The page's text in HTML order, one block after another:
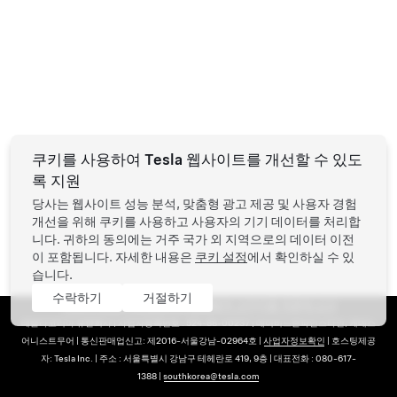
바닥글 메뉴
Tesla ©2026 개인정보처리방침
어니스트무어 | 통신판매업신고: 제2016-서울강남-02964호 | 사업자정보확인 | 호스팅제공
자: Tesla Inc. | 주소 : 서울특별시 강남구 테헤란로 419, 9층 | 대표전화 : 080-617-
1388 | southkorea@tesla.com
쿠키를 사용하여 Tesla 웹사이트를 개선할 수 있도
록 지원
당사는 웹사이트 성능 분석, 맞춤형 광고 제공 및 사용자 경험
개선을 위해 쿠키를 사용하고 사용자의 기기 데이터를 처리합
니다. 귀하의 동의에는 거주 국가 외 지역으로의 데이터 이전
이 포함됩니다. 자세한 내용은 쿠키 설정에서 확인하실 수 있
습니다.
수락하기
거절하기